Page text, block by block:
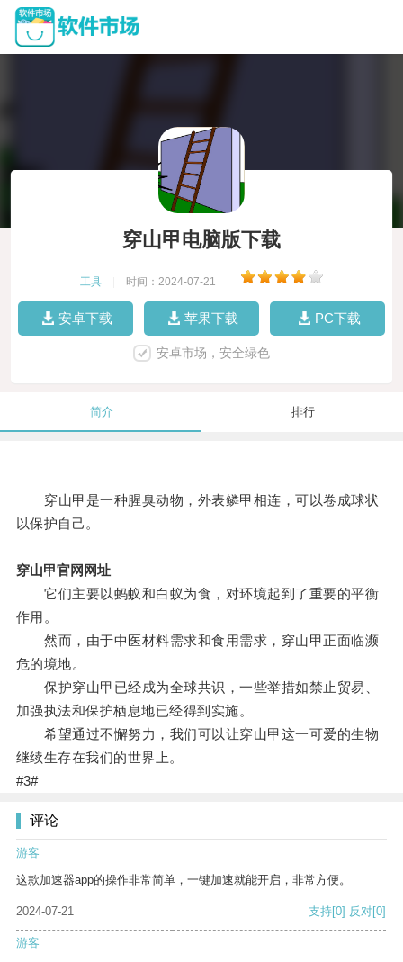
穿山甲电脑版下载
工具 时间：2024-07-21
安卓下载 苹果下载 PC下载
安卓市场，安全绿色
简介 排行
穿山甲是一种腥臭动物，外表鳞甲相连，可以卷成球状
以保护自己。
穿山甲官网网址
它们主要以蚂蚁和白蚁为食，对环境起到了重要的平衡
作用。
然而，由于中医材料需求和食用需求，穿山甲正面临濒
危的境地。
保护穿山甲已经成为全球共识，一些举措如禁止贸易、
加强执法和保护栖息地已经得到实施。
希望通过不懈努力，我们可以让穿山甲这一可爱的生物
继续生存在我们的世界上。
#3#
评论
游客
这款加速器app的操作非常简单，一键加速就能开启，非常方便。
2024-07-21 支持[0] 反对[0]
游客